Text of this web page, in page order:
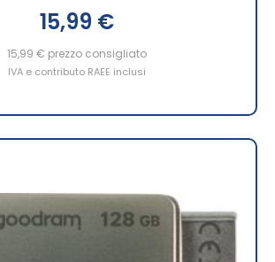
15,99 €
15,99 € prezzo consigliato
IVA e contributo RAEE inclusi